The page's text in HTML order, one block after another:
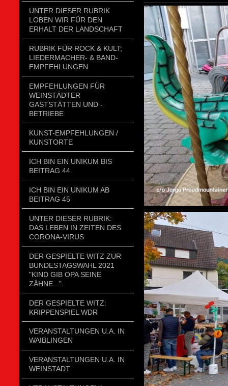
UNTER DIESER RUBRIK
LOBEN WIR FÜR DEN
ERHALT DER LANDSCHAFT
RUBRIK FÜR ROCK & KULT;
LIEDERMACHER- & BAND-
EMPFEHLUNGEN
EMPFEHLUNGEN FÜR
WEINSTÄDTER
GASTSTÄTTEN UND -
BETRIEBE
KUNST-EMPFEHLUNGEN /
KUNSTORTE
ICH BIN EIN UNIKUM BIS
BEITRAG 44
ICH BIN EIN UNIKUM AB
BEITRAG 45
UNTER DIESER RUBRIK:
DAS LEBEN IN ZEITEN DES
CORONA-VIRUS
DER GESPIELTE WITZ ZUR
BUNDESTAGSWAHL 2021
"KIND GIB OPA SEINE
ZÄHNE...".
DER GESPIELTE WITZ:
KRIPPENSPIEL WDR
VERANSTALTUNGEN U.A. IN
WAIBLINGEN
VERANSTALTUNGEN U.A. IN
WEINSTADT